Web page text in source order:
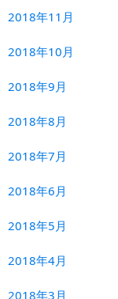
2018年11月
2018年10月
2018年9月
2018年8月
2018年7月
2018年6月
2018年5月
2018年4月
2018年3月